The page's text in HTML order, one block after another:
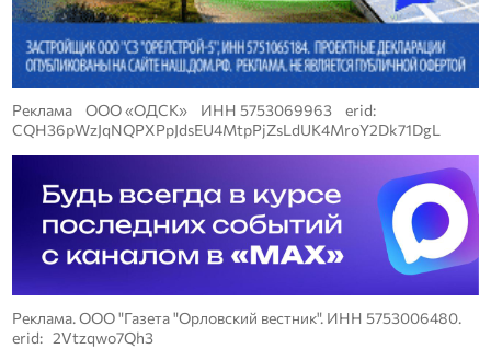
Реклама ООО «ОДСК» ИНН 5753069963 erid:
CQH36pWzJqNQPXPpJdsEU4MtpPjZsLdUK4MroY2Dk71DgL
Реклама. ООО "Газета "Орловский вестник". ИНН 5753006480.
erid: 2Vtzqwo7Qh3